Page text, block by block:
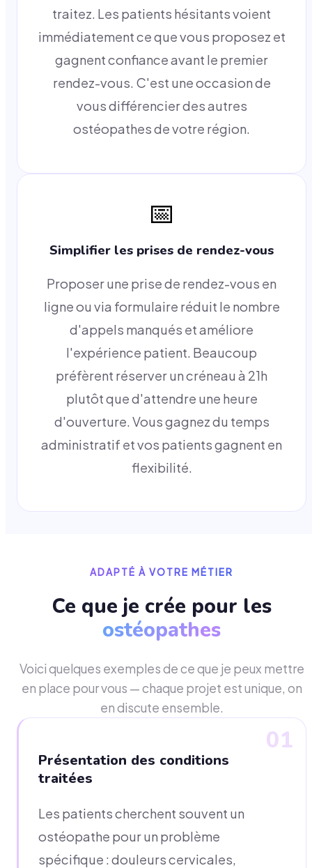
traitez. Les patients hésitants voient
immédiatement ce que vous proposez et
gagnent confiance avant le premier
rendez-vous. C'est une occasion de
vous différencier des autres
ostéopathes de votre région.
📅
Simplifier les prises de rendez-vous
Proposer une prise de rendez-vous en
ligne ou via formulaire réduit le nombre
d'appels manqués et améliore
l'expérience patient. Beaucoup
préfèrent réserver un créneau à 21h
plutôt que d'attendre une heure
d'ouverture. Vous gagnez du temps
administratif et vos patients gagnent en
flexibilité.
ADAPTÉ À VOTRE MÉTIER
Ce que je crée pour les
ostéopathes
Voici quelques exemples de ce que je peux mettre
en place pour vous — chaque projet est unique, on
en discute ensemble.
01
Présentation des conditions
traitées
Les patients cherchent souvent un
ostéopathe pour un problème
spécifique : douleurs cervicales,